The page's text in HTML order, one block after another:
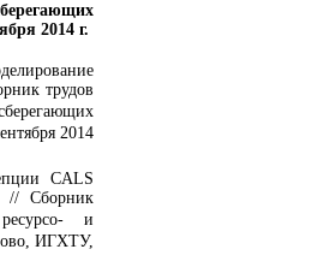
2014 г.
трудов
2014
CALS
// Сборник
и
ИГХТУ,